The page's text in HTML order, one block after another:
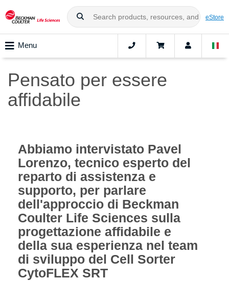
eStore
Menu
Pensato per essere
affidabile
Abbiamo intervistato Pavel
Lorenzo, tecnico esperto del
reparto di assistenza e
supporto, per parlare
dell'approccio di Beckman
Coulter Life Sciences sulla
progettazione affidabile e
della sua esperienza nel team
di sviluppo del Cell Sorter
CytoFLEX SRT